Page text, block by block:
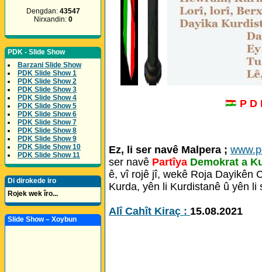
Dengdan: 43547
Nirxandin: 0
PDK - Slide Show
Barzani Slide Show
PDK Slide Show 1
PDK Slide Show 2
PDK Slide Show 3
PDK Slide Show 4
PDK Slide Show 5
PDK Slide Show 6
PDK Slide Show 7
PDK Slide Show 8
PDK Slide Show 9
PDK Slide Show 10
PDK Slide Show 11
Di dirokede iro
Rojek wek îro...
Slide Show – Xoybun
P D
Ez, li ser navê Malpera ;
ser navê Partîya Demokrat a
ê, vî rojê jî, wekê Roja Dayikên
Kurda, yên li Kurdistanê û yên
Alî Cahît Kiraç : 15.08.2021